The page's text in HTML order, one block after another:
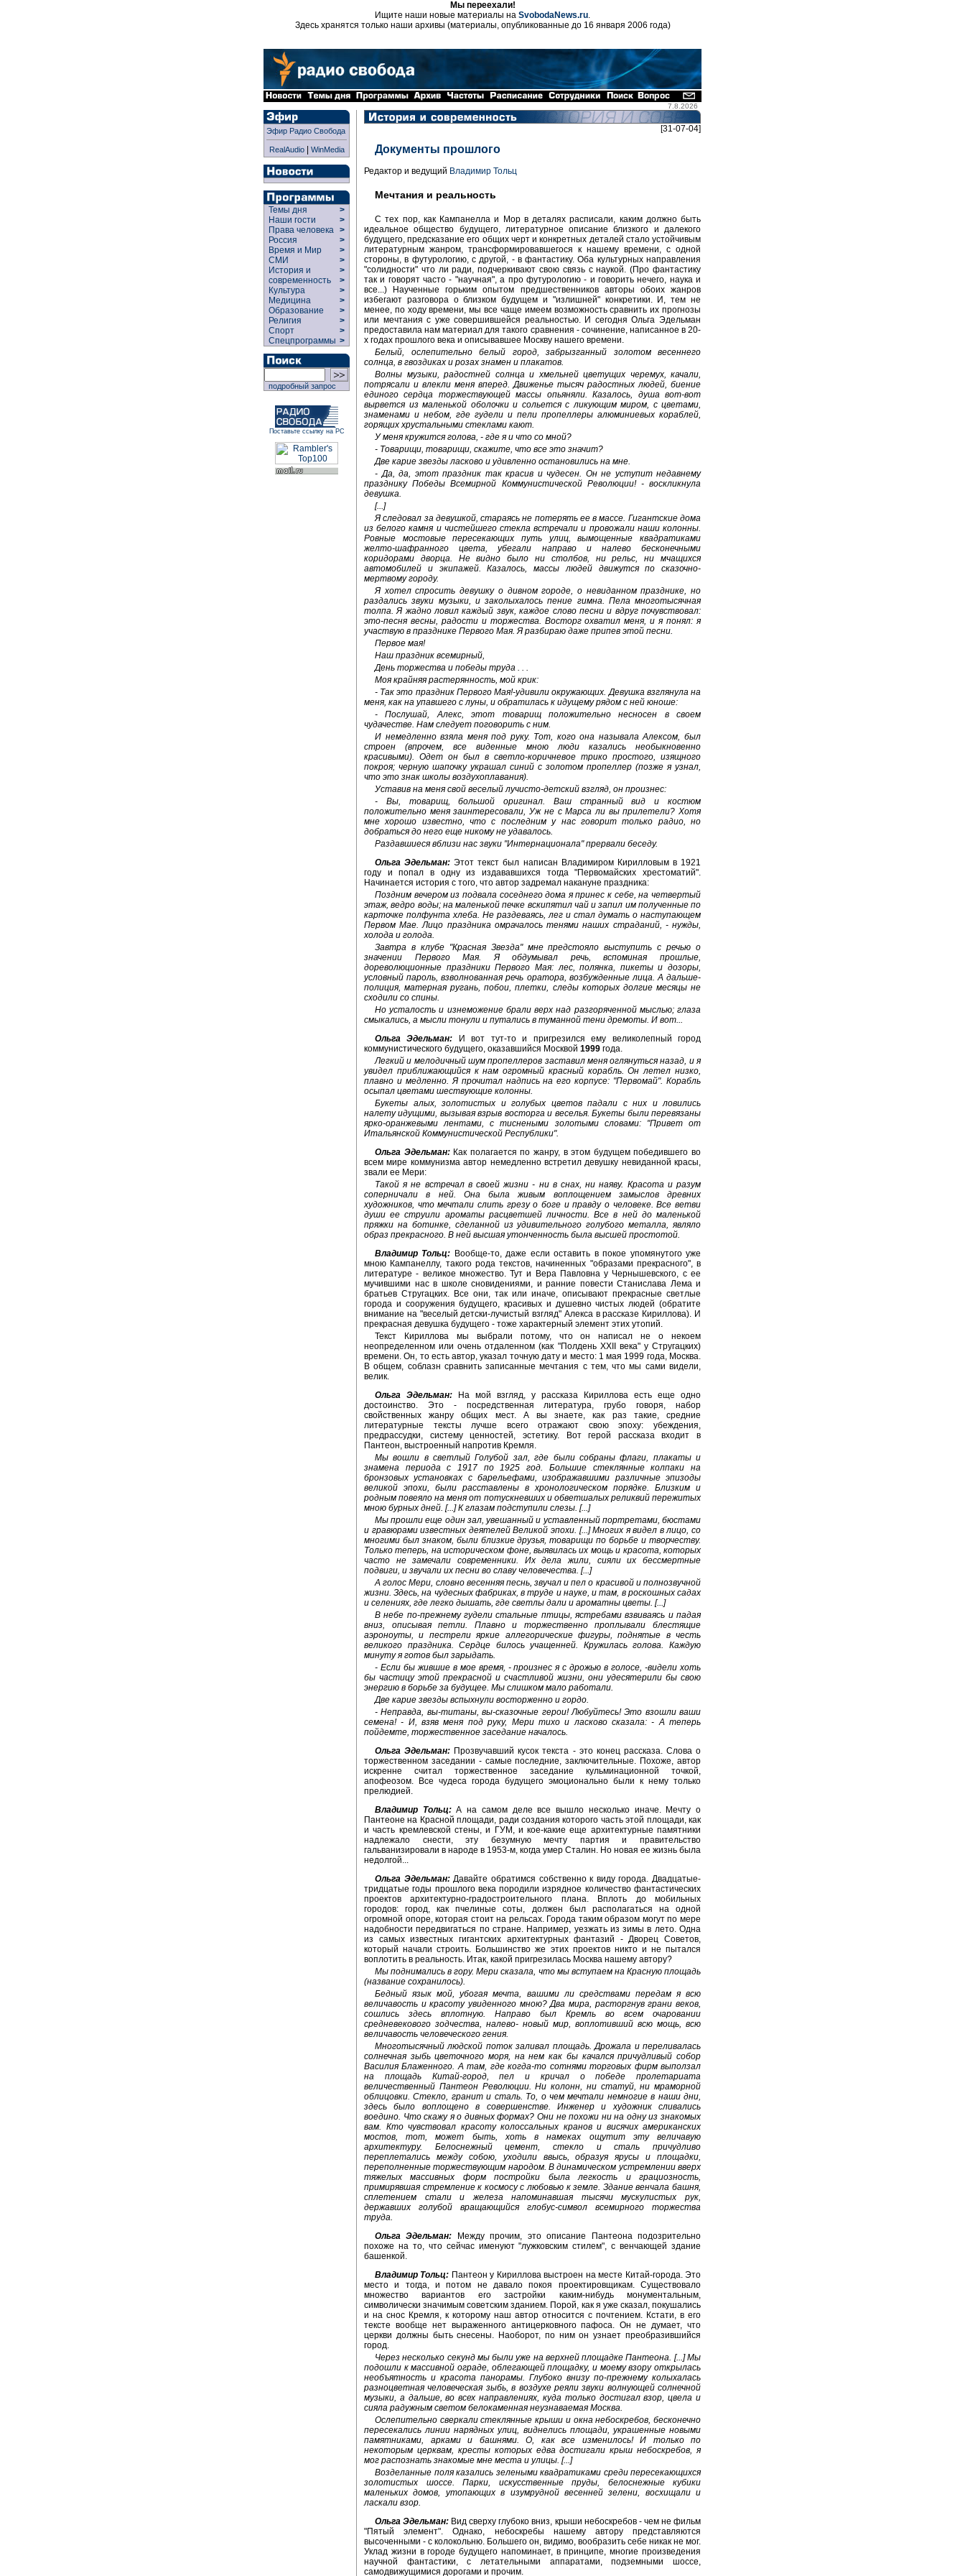
Мы переехали!
Ищите наши новые материалы на SvobodaNews.ru.
Здесь хранятся только наши архивы (материалы, опубликованные до 16 января 2006 года)
7.8.2026
Эфир Радио Свобода
RealAudio| WinMedia
Темы дня
>
Наши гости
>
Права человека >
Россия
>
Время и Мир
>
СМИ
>
История и
современность
>
>
Культура
>
Медицина
>
Образование
>
Религия
>
Спорт
>
Спецпрограммы >
подробный запрос
Поставьте ссылку на РС
[31-07-04]
Документы прошлого
Редактор и ведущий Владимир Тольц
Мечтания и реальность
С тех пор, как Кампанелла и Мор в деталях расписали, каким должно быть
идеальное общество будущего, литературное описание близкого и далекого
будущего, предсказание его общих черт и конкретных деталей стало устойчивым
литературным жанром, трансформировавшегося к нашему времени, с одной
стороны, в футурологию, с другой, - в фантастику. Оба культурных направления
"солидности" что ли ради, подчеркивают свою связь с наукой. (Про фантастику
так и говорят часто - "научная", а про футурологию - и говорить нечего, наука и
все...) Наученные горьким опытом предшественников авторы обоих жанров
избегают разговора о близком будущем и "излишней" конкретики. И, тем не
менее, по ходу времени, мы все чаще имеем возможность сравнить их прогнозы
или мечтания с уже совершившейся реальностью. И сегодня Ольга Эдельман
предоставила нам материал для такого сравнения - сочинение, написанное в 20-
х годах прошлого века и описывавшее Москву нашего времени.
Белый, ослепительно белый город, забрызганный золотом весеннего
солнца, в гвоздиках и розах знамен и плакатов.
Волны музыки, радостней солнца и хмельней цветущих черемух, качали,
потрясали и влекли меня вперед. Движенье тысяч радостных людей, биение
единого сердца торжествующей массы опьяняли. Казалось, душа вот-вот
вырвется из маленькой оболочки и сольется с ликующим миром, с цветами,
знаменами и небом, где гудели и пели пропеллеры алюминиевых кораблей,
горящих хрустальными стеклами кают.
У меня кружится голова, - где я и что со мной?
- Товарищи, товарищи, скажите, что все это значит?
Две карие звезды ласково и удивленно остановились на мне.
- Да, да, этот праздник так красив и чудесен. Он не уступит недавнему
празднику Победы Всемирной Коммунистической Революции! - воскликнула
девушка.
[...]
Я следовал за девушкой, стараясь не потерять ее в массе. Гигантские дома
из белого камня и чистейшего стекла встречали и провожали наши колонны.
Ровные мостовые пересекающих путь улиц, вымощенные квадратиками
желто-шафранного цвета, убегали направо и налево бесконечными
коридорами дворца. Не видно было ни столбов, ни рельс, ни мчащихся
автомобилей и экипажей. Казалось, массы людей движутся по сказочно-
мертвому городу.
Я хотел спросить девушку о дивном городе, о невиданном празднике, но
раздались звуки музыки, и заколыхалось пение гимна. Пела многотысячная
толпа. Я жадно ловил каждый звук, каждое слово песни и вдруг почувствовал:
это-песня весны, радости и торжества. Восторг охватил меня, и я понял: я
участвую в празднике Первого Мая. Я разбираю даже припев этой песни.
Первое мая!
Наш праздник всемирный,
День торжества и победы труда . . .
Моя крайняя растерянность, мой крик:
- Так это праздник Первого Мая!-удивили окружающих. Девушка взглянула на
меня, как на упавшего с луны, и обратилась к идущему рядом с ней юноше:
- Послушай, Алекс, этот товарищ положительно несносен в своем
чудачестве. Нам следует поговорить с ним.
И немедленно взяла меня под руку. Тот, кого она называла Алексом, был
строен (впрочем, все виденные мною люди казались необыкновенно
красивыми). Одет он был в светло-коричневое трико простого, изящного
покроя; черную шапочку украшал синий с золотом пропеллер (позже я узнал,
что это знак школы воздухоплавания).
Уставив на меня свой веселый лучисто-детский взгляд, он произнес:
- Вы, товарищ, большой оригинал. Ваш странный вид и костюм
положительно меня заинтересовали, Уж не с Марса ли вы прилетели? Хотя
мне хорошо известно, что с последним у нас говорит только радио, но
добраться до него еще никому не удавалось.
Раздавшиеся вблизи нас звуки "Интернационала" прервали беседу.
Ольга Эдельман: Этот текст был написан Владимиром Кирилловым в 1921
году и попал в одну из издававшихся тогда "Первомайских хрестоматий".
Начинается история с того, что автор задремал накануне праздника:
Поздним вечером из подвала соседнего дома я принес к себе, на четвертый
этаж, ведро воды; на маленькой печке вскипятил чай и запил им полученные по
карточке полфунта хлеба. Не раздеваясь, лег и стал думать о наступающем
Первом Мае. Лицо праздника омрачалось тенями наших страданий, - нужды,
холода и голода.
Завтра в клубе "Красная Звезда" мне предстояло выступить с речью о
значении Первого Мая. Я обдумывал речь, вспоминая прошлые,
дореволюционные праздники Первого Мая: лес, полянка, пикеты и дозоры,
условный пароль, взволнованная речь оратора, возбужденные лица. А дальше-
полиция, матерная ругань, побои, плетки, следы которых долгие месяцы не
сходили со спины.
Но усталость и изнеможение брали верх над разгоряченной мыслью; глаза
смыкались, а мысли тонули и путались в туманной тени дремоты. И вот...
Ольга Эдельман: И вот тут-то и пригрезился ему великолепный город
коммунистического будущего, оказавшийся Москвой 1999 года.
Легкий и мелодичный шум пропеллеров заставил меня оглянуться назад, и я
увидел приближающийся к нам огромный красный корабль. Он летел низко,
плавно и медленно. Я прочитал надпись на его корпусе: "Первомай". Корабль
осыпал цветами шествующие колонны.
Букеты алых, золотистых и голубых цветов падали с них и ловились
налету идущими, вызывая взрыв восторга и веселья. Букеты были перевязаны
ярко-оранжевыми лентами, с тиснеными золотыми словами: "Привет от
Итальянской Коммунистической Республики".
Ольга Эдельман:Как полагается по жанру, в этом будущем победившего во
всем мире коммунизма автор немедленно встретил девушку невиданной красы,
звали ее Мери:
Такой я не встречал в своей жизни - ни в снах, ни наяву. Красота и разум
соперничали в ней. Она была живым воплощением замыслов древних
художников, что мечтали слить грезу о боге и правду о человеке. Все ветви
души ее струили ароматы расцветшей личности. Все в ней до маленькой
пряжки на ботинке, сделанной из удивительного голубого металла, являло
образ прекрасного. В ней высшая утонченность была высшей простотой.
Владимир Тольц: Вообще-то, даже если оставить в покое упомянутого уже
мною Кампанеллу, такого рода текстов, начиненных "образами прекрасного", в
литературе - великое множество. Тут и Вера Павловна у Чернышевского, с ее
мучившими нас в школе сновидениями, и ранние повести Станислава Лема и
братьев Стругацких. Все они, так или иначе, описывают прекрасные светлые
города и сооружения будущего, красивых и душевно чистых людей (обратите
внимание на "веселый детски-лучистый взгляд" Алекса в рассказе Кириллова). И
прекрасная девушка будущего - тоже характерный элемент этих утопий.
Текст Кириллова мы выбрали потому, что он написал не о некоем
неопределенном или очень отдаленном (как "Полдень XXII века" у Стругацких)
времени. Он, то есть автор, указал точную дату и место: 1 мая 1999 года, Москва.
В общем, соблазн сравнить записанные мечтания с тем, что мы сами видели,
велик.
Ольга Эдельман: На мой взгляд, у рассказа Кириллова есть еще одно
достоинство. Это - посредственная литература, грубо говоря, набор
свойственных жанру общих мест. А вы знаете, как раз такие, средние
литературные тексты лучше всего отражают свою эпоху: убеждения,
предрассудки, систему ценностей, эстетику. Вот герой рассказа входит в
Пантеон, выстроенный напротив Кремля.
Мы вошли в светлый Голубой зал, где были собраны флаги, плакаты и
знамена периода с 1917 по 1925 год. Большие стеклянные колпаки на
бронзовых установках с барельефами, изображавшими различные эпизоды
великой эпохи, были расставлены в хронологическом порядке. Близким и
родным повеяло на меня от потускневших и обветшалых реликвий пережитых
мною бурных дней. [...] К глазам подступили слезы. [...]
Мы прошли еще один зал, увешанный и уставленный портретами, бюстами
и гравюрами известных деятелей Великой эпохи. [...] Многих я видел в лицо, со
многими был знаком, были близкие друзья, товарищи по борьбе и творчеству.
Только теперь, на историческом фоне, выявилась их мощь и красота, которых
часто не замечали современники. Их дела жили, сияли их бессмертные
подвиги, и звучали их песни во славу человечества. [...]
А голос Мери, словно весенняя песнь, звучал и пел о красивой и полнозвучной
жизни. Здесь, на чудесных фабриках, в труде и науке, и там, в роскошных садах
и селениях, где легко дышать, где светлы дали и ароматны цветы. [...]
В небе по-прежнему гудели стальные птицы, ястребами взвиваясь и падая
вниз, описывая петли. Плавно и торжественно проплывали блестящие
аэроноуты, и пестрели яркие аллегорические фигуры, поднятые в честь
великого праздника. Сердце билось учащенней. Кружилась голова. Каждую
минуту я готов был зарыдать.
- Если бы жившие в мое время, - произнес я с дрожью в голосе, -видели хоть
бы частицу этой прекрасной и счастливой жизни, они удесятерили бы свою
энергию в борьбе за будущее. Мы слишком мало работали.
Две карие звезды вспыхнули восторженно и гордо.
- Неправда, вы-титаны, вы-сказочные герои! Любуйтесь! Это взошли ваши
семена! - И, взяв меня под руку, Мери тихо и ласково сказала: - А теперь
пойдемте, торжественное заседание началось.
Ольга Эдельман: Прозвучавший кусок текста - это конец рассказа. Слова о
торжественном заседании - самые последние, заключительные. Похоже, автор
искренне считал торжественное заседание кульминационной точкой,
апофеозом. Все чудеса города будущего эмоционально были к нему только
прелюдией.
Владимир Тольц:А на самом деле все вышло несколько иначе. Мечту о
Пантеоне на Красной площади, ради создания которого часть этой площади, как
и часть кремлевской стены, и ГУМ, и кое-какие еще архитектурные памятники
надлежало снести, эту безумную мечту партия и правительство
гальванизировали в народе в 1953-м, когда умер Сталин. Но новая ее жизнь была
недолгой...
Ольга Эдельман:Давайте обратимся собственно к виду города. Двадцатые-
тридцатые годы прошлого века породили изрядное количество фантастических
проектов архитектурно-градостроительного плана. Вплоть до мобильных
городов: город, как пчелиные соты, должен был располагаться на одной
огромной опоре, которая стоит на рельсах. Города таким образом могут по мере
надобности передвигаться по стране. Например, уезжать из зимы в лето. Одна
из самых известных гигантских архитектурных фантазий - Дворец Советов,
который начали строить. Большинство же этих проектов никто и не пытался
воплотить в реальность. Итак, какой пригрезилась Москва нашему автору?
Мы поднимались в гору. Мери сказала, что мы вступаем на Красную площадь
(название сохранилось).
Бедный язык мой, убогая мечта, вашими ли средствами передам я всю
величавость и красоту увиденного мною? Два мира, расторгнув грани веков,
сошлись здесь вплотную. Направо был Кремль во всем очаровании
средневекового зодчества, налево- новый мир, воплотивший всю мощь, всю
величавость человеческого гения.
Многотысячный людской поток заливал площадь. Дрожала и переливалась
солнечная зыбь цветочного моря, на нем как бы качался причудливый собор
Василия Блаженного. А там, где когда-то сотнями торговых фирм выползал
на площадь Китай-город, пел и кричал о победе пролетариата
величественный Пантеон Революции. Ни колонн, ни статуй, ни мраморной
облицовки. Стекло, гранит и сталь. То, о чем мечтали немногие в наши дни,
здесь было воплощено в совершенстве. Инженер и художник сливались
воедино. Что скажу я о дивных формах? Они не похожи ни на одну из знакомых
вам. Кто чувствовал красоту колоссальных кранов и висячих американских
мостов, тот, может быть, хоть в намеках ощутит эту величавую
архитектуру. Белоснежный цемент, стекло и сталь причудливо
переплетались между собою, уходили ввысь, образуя ярусы и площадки,
переполненные торжествующим народом. В динамическом устремлении вверх
тяжелых массивных форм постройки была легкость и грациозность,
примирявшая стремление к космосу с любовью к земле. Здание венчала башня,
сплетением стали и железа напоминавшая тысячи мускулистых рук,
державших голубой вращающийся глобус-символ всемирного торжества
труда.
Ольга Эдельман: Между прочим, это описание Пантеона подозрительно
похоже на то, что сейчас именуют "лужковским стилем", с венчающей здание
башенкой.
Владимир Тольц: Пантеон у Кириллова выстроен на месте Китай-города. Это
место и тогда, и потом не давало покоя проектировщикам. Существовало
множество вариантов его застройки каким-нибудь монументальным,
символически значимым советским зданием. Порой, как я уже сказал, покушались
и на снос Кремля, к которому наш автор относится с почтением. Кстати, в его
тексте вообще нет выраженного антицерковного пафоса. Он не думает, что
церкви должны быть снесены. Наоборот, по ним он узнает преобразившийся
город.
Через несколько секунд мы были уже на верхней площадке Пантеона. [...] Мы
подошли к массивной ограде, облегающей площадку, и моему взору открылась
необъятность и красота панорамы. Глубоко внизу по-прежнему колыхалась
разноцветная человеческая зыбь, в воздухе реяли звуки волнующей солнечной
музыки, а дальше, во всех направлениях, куда только достигал взор, цвела и
сияла радужным светом белокаменная неузнаваемая Москва.
Ослепительно сверкали стеклянные крыши и окна небоскребов, бесконечно
пересекались линии нарядных улиц, виднелись площади, украшенные новыми
памятниками, арками и башнями. О, как все изменилось! И только по
некоторым церквам, кресты которых едва достигали крыш небоскребов, я
мог распознать знакомые мне места и улицы. [...]
Возделанные поля казались зелеными квадратиками среди пересекающихся
золотистых шоссе. Парки, искусственные пруды, белоснежные кубики
маленьких домов, утопающих в изумрудной весенней зелени, восхищали и
ласкали взор.
Ольга Эдельман: Вид сверху глубоко вниз, крыши небоскребов - чем не фильм
"Пятый элемент". Однако, небоскребы нашему автору представляются
высоченными - с колокольню. Большего он, видимо, вообразить себе никак не мог.
Уклад жизни в городе будущего напоминает, в принципе, многие произведения
научной фантастики, с летательными аппаратами, подземными шоссе,
самодвижущимися дорогами и прочим.